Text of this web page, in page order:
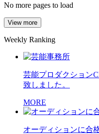
No more pages to load
View more
Weekly Ranking
芸能プロダクション
致しました。
MORE
オーディションに合